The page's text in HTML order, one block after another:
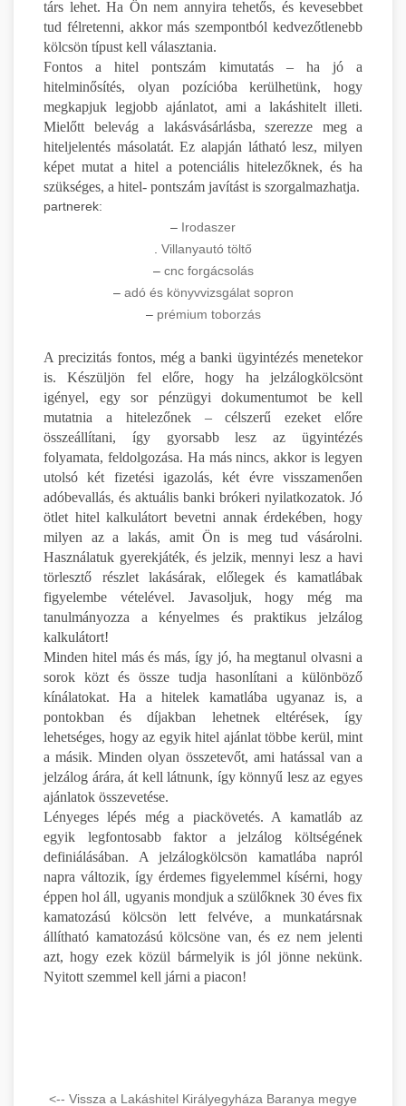
társ lehet. Ha Ön nem annyira tehetős, és kevesebbet
tud félretenni, akkor más szempontból kedvezőtlenebb
kölcsön típust kell választania.
Fontos a hitel pontszám kimutatás – ha jó a
hitelminősítés, olyan pozícióba kerülhetünk, hogy
megkapjuk legjobb ajánlatot, ami a lakáshitelt illeti.
Mielőtt belevág a lakásvásárlásba, szerezze meg a
hiteljelentés másolatát. Ez alapján látható lesz, milyen
képet mutat a hitel a potenciális hitelezőknek, és ha
szükséges, a hitel- pontszám javítást is szorgalmazhatja.
partnerek:
– Irodaszer
Villanyautó töltő
– cnc forgácsolás
– adó és könyvvizsgálat sopron
– prémium toborzás
A precizitás fontos, még a banki ügyintézés menetekor
is. Készüljön fel előre, hogy ha jelzálogkölcsönt
igényel, egy sor pénzügyi dokumentumot be kell
mutatnia a hitelezőnek – célszerű ezeket előre
összeállítani, így gyorsabb lesz az ügyintézés
folyamata, feldolgozása. Ha más nincs, akkor is legyen
utolsó két fizetési igazolás, két évre visszamenően
adóbevallás, és aktuális banki brókeri nyilatkozatok. Jó
ötlet hitel kalkulátort bevetni annak érdekében, hogy
milyen az a lakás, amit Ön is meg tud vásárolni.
Használatuk gyerekjáték, és jelzik, mennyi lesz a havi
törlesztő részlet lakásárak, előlegek és kamatlábak
figyelembe vételével. Javasoljuk, hogy még ma
tanulmányozza a kényelmes és praktikus jelzálog
kalkulátort!
Minden hitel más és más, így jó, ha megtanul olvasni a
sorok közt és össze tudja hasonlítani a különböző
kínálatokat. Ha a hitelek kamatlába ugyanaz is, a
pontokban és díjakban lehetnek eltérések, így
lehetséges, hogy az egyik hitel ajánlat többe kerül, mint
a másik. Minden olyan összetevőt, ami hatással van a
jelzálog árára, át kell látnunk, így könnyű lesz az egyes
ajánlatok összevetése.
Lényeges lépés még a piackövetés. A kamatláb az
egyik legfontosabb faktor a jelzálog költségének
definiálásában. A jelzálogkölcsön kamatlába napról
napra változik, így érdemes figyelemmel kísérni, hogy
éppen hol áll, ugyanis mondjuk a szülőknek 30 éves fix
kamatozású kölcsön lett felvéve, a munkatársnak
állítható kamatozású kölcsöne van, és ez nem jelenti
azt, hogy ezek közül bármelyik is jól jönne nekünk.
Nyitott szemmel kell járni a piacon!
<-- Vissza a Lakáshitel Királyegyháza Baranya megye